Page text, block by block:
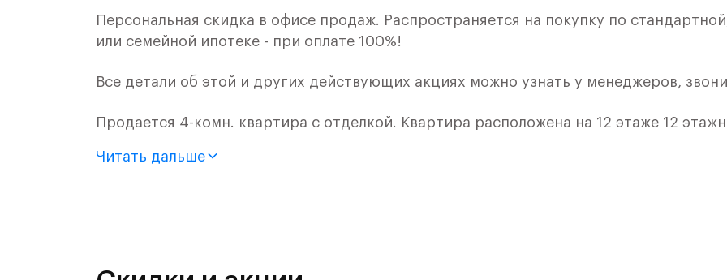
Персональная скидка в офисе продаж. Распространяется на покупку по
или семейной ипотеке - при оплате 100%!
Все детали об этой и других действующих акциях можно узнать у менеджеров,
Продается 4-комн. квартира с отделкой. Квартира расположена на 12 этаже 12
Читать дальше